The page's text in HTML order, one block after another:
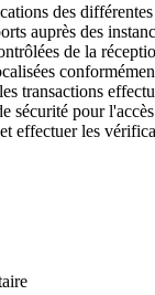
des
auprès des
de la
transactions
sécurité pour
effectuer les